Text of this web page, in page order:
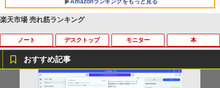
￥3,480
Amazonランキングをもっと見る
楽天市場 売れ筋ランキング
ノート
【ノートPC用】【あんしん3ヶ月に延長
デスクトップ
中古パソコン | NEC | Mate MKM28L-3 |
モニター
NEC AS223WM 液晶モニター 21.5イン
本
宇宙兄弟（46） 【電子書籍】[ 小山宙哉
おすすめ記事